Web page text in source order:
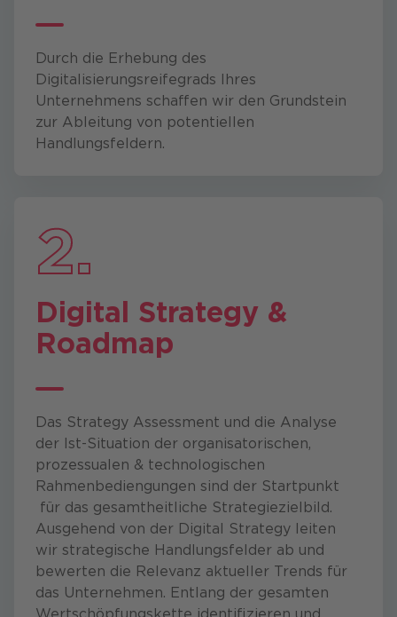
Durch die Erhebung des
Digitalisierungsreifegrads Ihres
Unternehmens schaffen wir den Grundstein
zur Ableitung von potentiellen
Handlungsfeldern.
2.
Digital Strategy &
Roadmap
Das Strategy Assessment und die Analyse
der Ist-Situation der organisatorischen,
prozessualen & technologischen
Rahmenbediengungen sind der Startpunkt
für das gesamtheitliche Strategiezielbild.
Ausgehend von der Digital Strategy leiten
wir strategische Handlungsfelder ab und
bewerten die Relevanz aktueller Trends für
das Unternehmen. Entlang der gesamten